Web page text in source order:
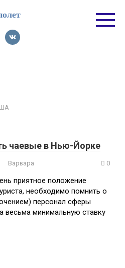
чаевые в Нью-Йорке
Варвара 0
приятное положение
необходимо помнить о
персонал сферы
весьма минимальную ставку